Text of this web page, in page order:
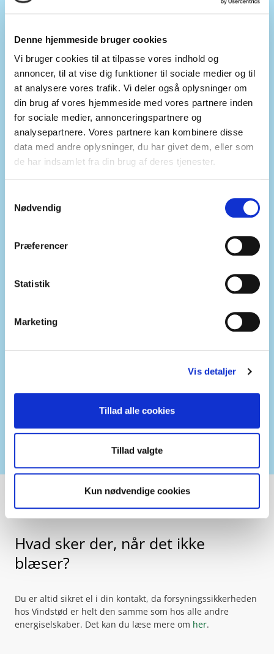
Denne hjemmeside bruger cookies
Vi bruger cookies til at tilpasse vores indhold og
annoncer, til at vise dig funktioner til sociale medier og til
at analysere vores trafik. Vi deler også oplysninger om
din brug af vores hjemmeside med vores partnere inden
for sociale medier, annonceringspartnere og
analysepartnere. Vores partnere kan kombinere disse
data med andre oplysninger, du har givet dem, eller som
de har indsamlet fra din brug af deres tjenester.
Nødvendig
Præferencer
Statistik
Marketing
Vis detaljer
Tillad alle cookies
Tillad valgte
Kun nødvendige cookies
Vindstød.dk er baseret på. Der er løbende udskiftning, så der
varierer også, hvilke vindmøller, vi aftager fra, og det er ikke
klikke på en af prikkerne for at se informationer om
vindmøllen.
Hvad sker der, når det ikke
blæser?
Du er altid sikret el i din kontakt, da forsyningssikkerheden
hos Vindstød er helt den samme som hos alle andre
energiselskaber. Det kan du læse mere om her.